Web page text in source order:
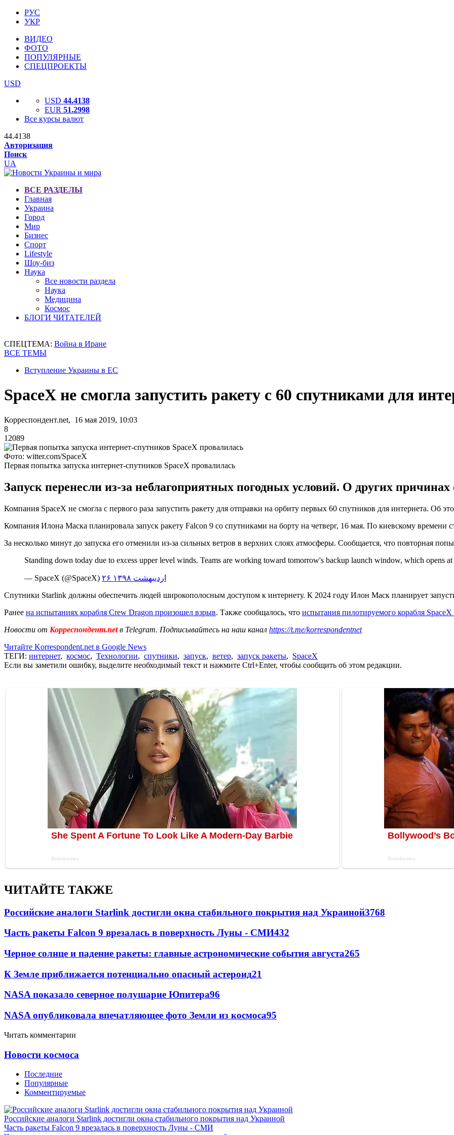
РУС
УКР
ВИДЕО
ФОТО
ПОПУЛЯРНЫЕ
СПЕЦПРОЕКТЫ
USD
USD 44.4138
EUR 51.2998
Все курсы валют
44.4138
Авторизация
Поиск
UA
ВСЕ РАЗДЕЛЫ
Главная
Украина
Город
Мир
Бизнес
Спорт
Lifestyle
Шоу-биз
Наука
Все новости раздела
Наука
Медицина
Космос
БЛОГИ ЧИТАТЕЛЕЙ
СПЕЦТЕМА: Война в Иране
ВСЕ ТЕМЫ
Вступление Украины в ЕС
SpaceX не смогла запустить ракету с 60 спутниками для
Корреспондент.net, 16 мая 2019, 10:03
8
12089
Фото: witter.com/SpaceX
Первая попытка запуска интернет-спутников SpaceX провалилась
Запуск перенесли из-за неблагоприятных погодных условий. О других
Компания SpaceX не смогла с первого раза запустить ракету для отправки на орбиту первых 60 спутников для интернета. Об
Компания Илона Маска планировала запуск ракету Falcon 9 со спутниками на борту на четверг, 16 мая. По киевскому времени
За несколько минут до запуска его отменили из-за сильных ветров в верхних слоях атмосферы. Сообщается, что повторная
Standing down today due to excess upper level winds. Teams are working toward tomorrow's backup launch window, which opens
— SpaceX (@SpaceX)
۲۶ اردیبهشت ۱۳۹۸
Спутники Starlink должны обеспечить людей широкополосным доступом к интернету. К 2024 году Илон Маск планирует
Ранее на испытаниях корабля Crew Dragon произошел взрыв. Также сообщалось, что испытания пилотируемого корабля
Новости от Корреспондент.netв Telegram. Подписывайтесь на наш канал https://t.me/korrespondentnet
Читайте Korrespondent.net в Google News
ТЕГИ: интернет, космос, Технологии, спутники, запуск, ветер, запуск ракеты, SpaceX
Если вы заметили ошибку, выделите необходимый текст и нажмите Ctrl+Enter, чтобы сообщить об этом редакции.
ЧИТАЙТЕ ТАКЖЕ
Российские аналоги Starlink достигли окна стабильного покрытия над Украиной3768
Часть ракеты Falcon 9 врезалась в поверхность Луны - СМИ432
Черное солнце и падение ракеты: главные астрономические события августа265
К Земле приближается потенциально опасный астероид21
NASA показало северное полушарие Юпитера96
NASA опубликовала впечатляющее фото Земли из космоса95
Читать комментарии
Новости космоса
Последние
Популярные
Комментируемые
Российские аналоги Starlink достигли окна стабильного покрытия над Украиной
Часть ракеты Falcon 9 врезалась в поверхность Луны - СМИ